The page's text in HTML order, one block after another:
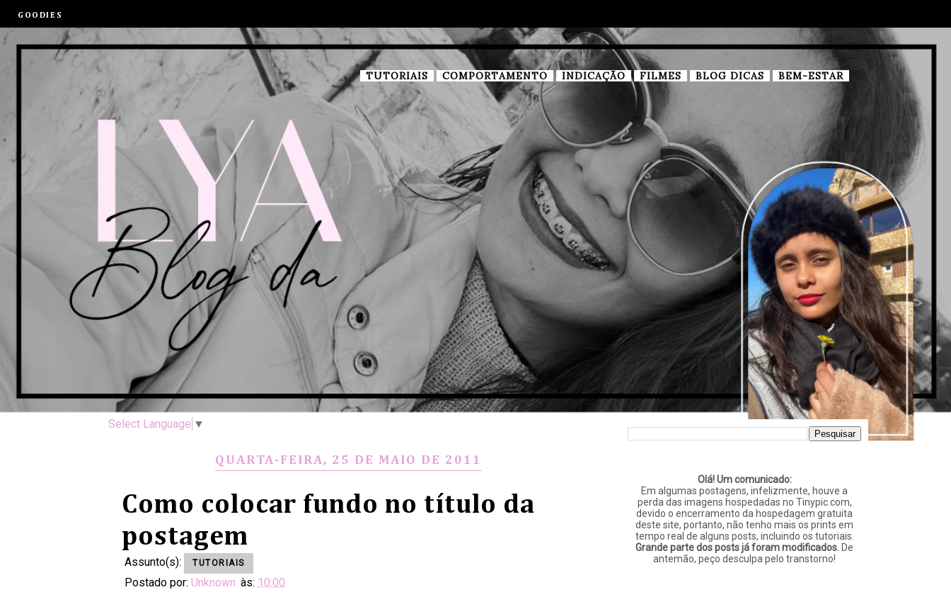
GOODIES
TUTORIAIS COMPORTAMENTO INDICAÇÃO FILMES BLOG DICAS BEM-ESTAR
Select Language ▼
QUARTA-FEIRA, 25 DE MAIO DE 2011
Como colocar fundo no título da
postagem
Assunto(s): TUTORIAIS
Postado por: Unknown às: 10:00
Olá! Um comunicado:
Em algumas postagens, infelizmente, houve a
perda das imagens hospedadas no Tinypic.com,
devido o encerramento da hospedagem gratuita
deste site, portanto, não tenho mais os prints em
tempo real de alguns posts, incluindo os tutoriais.
Grande parte dos posts já foram modificados. De
antemão, peço desculpa pelo transtorno!